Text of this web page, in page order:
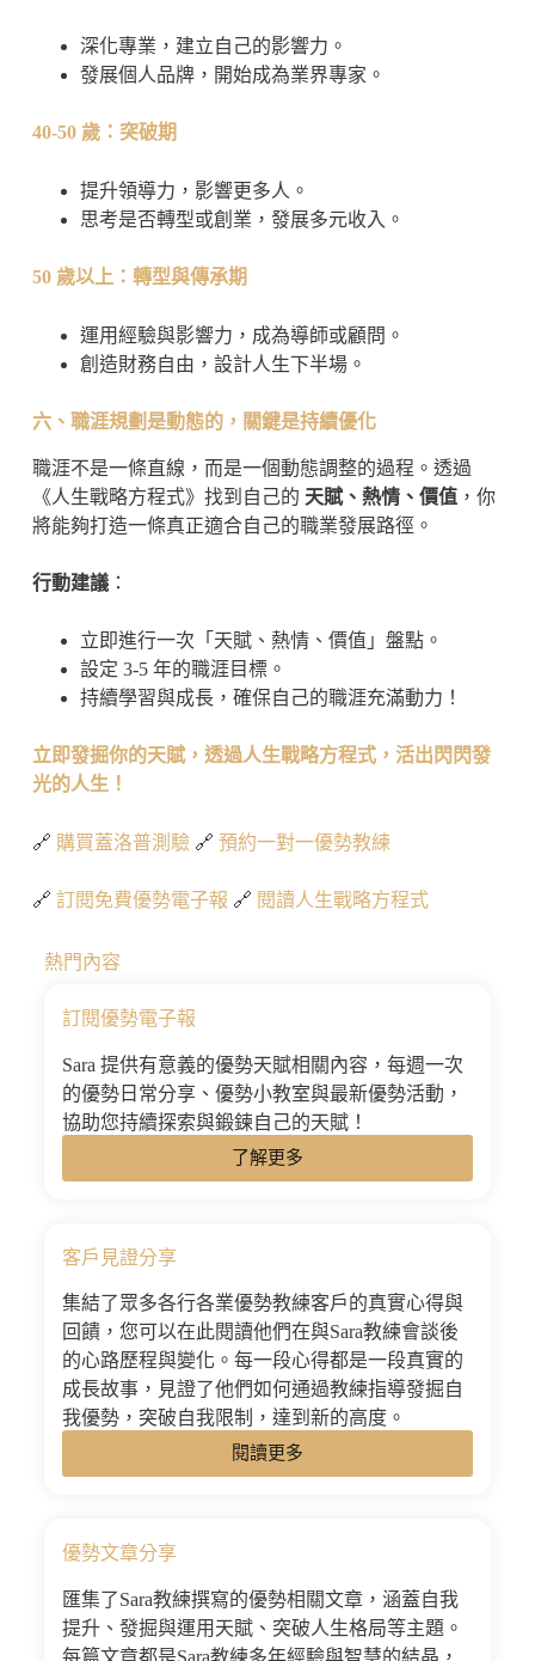
深化專業，建立自己的影響力。
發展個人品牌，開始成為業界專家。
40-50 歲：突破期
提升領導力，影響更多人。
思考是否轉型或創業，發展多元收入。
50 歲以上：轉型與傳承期
運用經驗與影響力，成為導師或顧問。
創造財務自由，設計人生下半場。
六、職涯規劃是動態的，關鍵是持續優化
職涯不是一條直線，而是一個動態調整的過程。透過
《人生戰略方程式》找到自己的 天賦、熱情、價值，你
將能夠打造一條真正適合自己的職業發展路徑。
行動建議：
立即進行一次「天賦、熱情、價值」盤點。
設定 3-5 年的職涯目標。
持續學習與成長，確保自己的職涯充滿動力！
立即發掘你的天賦，透過人生戰略方程式，活出閃閃發
光的人生！
🔗 購買蓋洛普測驗🔗 預約一對一優勢教練
🔗 訂閱免費優勢電子報 🔗 閱讀人生戰略方程式
熱門內容
訂閱優勢電子報
Sara 提供有意義的優勢天賦相關內容，每週一次
的優勢日常分享、優勢小教室與最新優勢活動，
協助您持續探索與鍛鍊自己的天賦！
了解更多
客戶見證分享
集結了眾多各行各業優勢教練客戶的真實心得與
回饋，您可以在此閱讀他們在與Sara教練會談後
的心路歷程與變化。每一段心得都是一段真實的
成長故事，見證了他們如何通過教練指導發掘自
我優勢，突破自我限制，達到新的高度。
閱讀更多
優勢文章分享
匯集了Sara教練撰寫的優勢相關文章，涵蓋自我
提升、發掘與運用天賦、突破人生格局等主題。